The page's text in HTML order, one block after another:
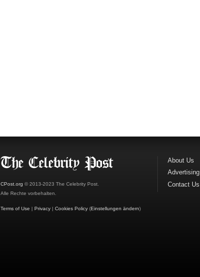
CPost.org © 2013-2023 The Celebrity Post.
Alle Rechte vorbehalten.
Terms of Use | Privacy | Cookies Policy (Einstellungen ändern)
About Us
Advertising
Contact Us